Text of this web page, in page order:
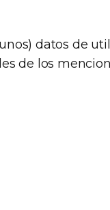
datos de
de los